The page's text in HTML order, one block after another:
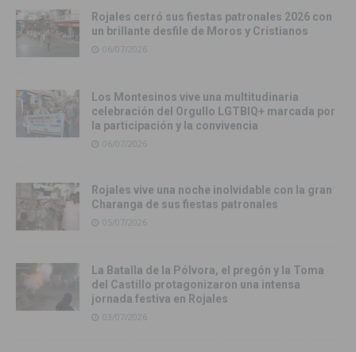
Rojales cerró sus fiestas patronales 2026 con
un brillante desfile de Moros y Cristianos
06/07/2026
Los Montesinos vive una multitudinaria
celebración del Orgullo LGTBIQ+ marcada por
la participación y la convivencia
06/07/2026
Rojales vive una noche inolvidable con la gran
Charanga de sus fiestas patronales
05/07/2026
La Batalla de la Pólvora, el pregón y la Toma
del Castillo protagonizaron una intensa
jornada festiva en Rojales
03/07/2026